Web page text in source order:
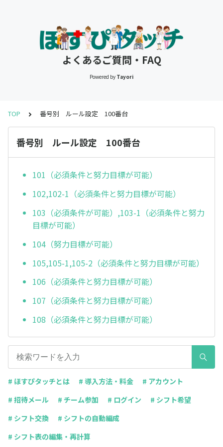
よくあるご質問・FAQ
Powered by Tayori
TOP 番号別 ルール設定 100番台
番号別 ルール設定 100番台
101（必須条件と努力目標が可能）
102,102-1（必須条件と努力目標が可能）
103（必須条件が可能）,103-1（必須条件と努力
目標が可能）
104（努力目標が可能）
105,105-1,105-2（必須条件と努力目標が可能）
106（必須条件と努力目標が可能）
107（必須条件と努力目標が可能）
108（必須条件と努力目標が可能）
# ほすぴタッチとは # 導入方法・料金
# アカウント
# 招待メール
# チーム参加 # ログイン
# シフト希望
# シフト交換
# シフトの自動編成
# シフト表の編集・再計算